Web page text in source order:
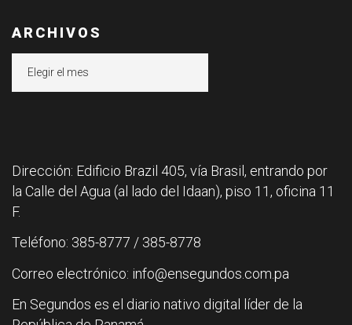
ARCHIVOS
Dirección: Edificio Brazil 405, vía Brasil, entrando por
la Calle del Agua (al lado del Idaan), piso 11, oficina 11
F.
Teléfono: 385-8777 / 385-8778
Correo electrónico: info@ensegundos.com.pa
En Segundos es el diario nativo digital líder de la